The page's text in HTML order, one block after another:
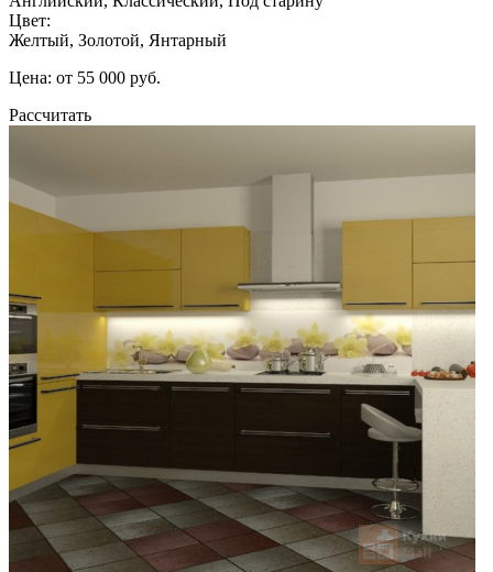
Цвет:
Желтый, Золотой, Янтарный
Цена: от 55 000 руб.
Рассчитать